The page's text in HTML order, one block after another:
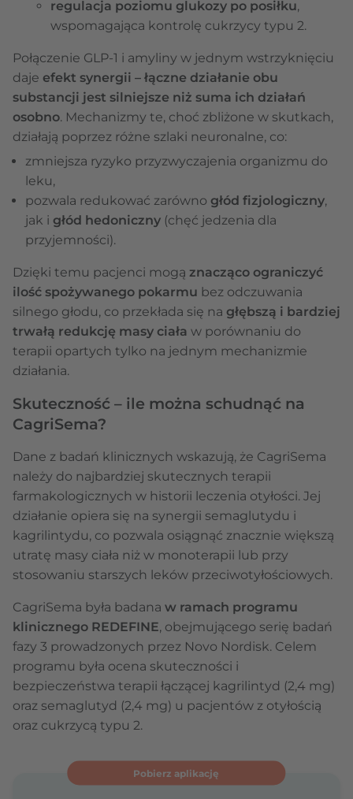
regulacja poziomu glukozy po posiłku,
wspomagająca kontrolę cukrzycy typu 2.
Połączenie GLP-1 i amyliny w jednym wstrzyknięciu
daje efekt synergii – łączne działanie obu
substancji jest silniejsze niż suma ich działań
osobno. Mechanizmy te, choć zbliżone w skutkach,
działają poprzez różne szlaki neuronalne, co:
zmniejsza ryzyko przyzwyczajenia organizmu do
leku,
pozwala redukować zarówno głód fizjologiczny,
jak i głód hedoniczny (chęć jedzenia dla
przyjemności).
Dzięki temu pacjenci mogą znacząco ograniczyć
ilość spożywanego pokarmu bez odczuwania
silnego głodu, co przekłada się na głębszą i bardziej
trwałą redukcję masy ciała w porównaniu do
terapii opartych tylko na jednym mechanizmie
działania.
Skuteczność – ile można schudnąć na
CagriSema?
Dane z badań klinicznych wskazują, że CagriSema
należy do najbardziej skutecznych terapii
farmakologicznych w historii leczenia otyłości. Jej
działanie opiera się na synergii semaglutydu i
kagrilintydu, co pozwala osiągnąć znacznie większą
utratę masy ciała niż w monoterapii lub przy
stosowaniu starszych leków przeciwotyłościowych.
CagriSema była badana w ramach programu
klinicznego REDEFINE, obejmującego serię badań
fazy 3 prowadzonych przez Novo Nordisk. Celem
programu była ocena skuteczności i
bezpieczeństwa terapii łączącej kagrilintyd (2,4 mg)
oraz semaglutyd (2,4 mg) u pacjentów z otyłością
oraz cukrzycą typu 2.
Pobierz aplikację